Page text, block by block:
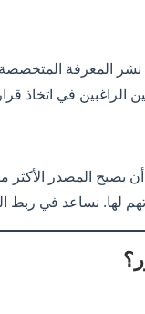
نشر المعرفة المتخصصة
الراغبين في اتخاذ
يصبح المصدر الأكثر
لها. نساعد في